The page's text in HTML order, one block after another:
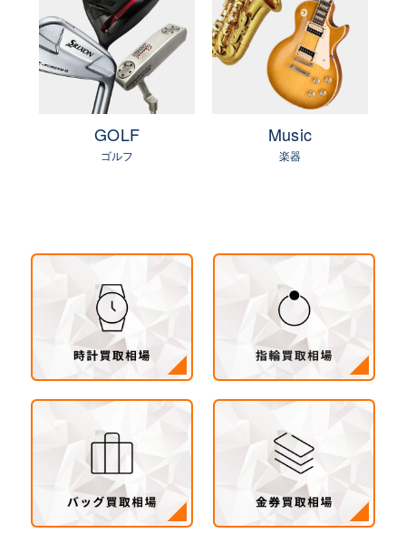
浦市・つくば市・阿見町・美浦町・稲敷市・牛久
市・龍ヶ崎市・取手市・利根町・河内町・つくば
みらい市・守谷市）
茨城県 県西地区（桜川市・筑西市・下妻市・常
総市・坂東市・結城市・古川市・境町・五霞町）
GOLF
ゴルフ
Music
楽器